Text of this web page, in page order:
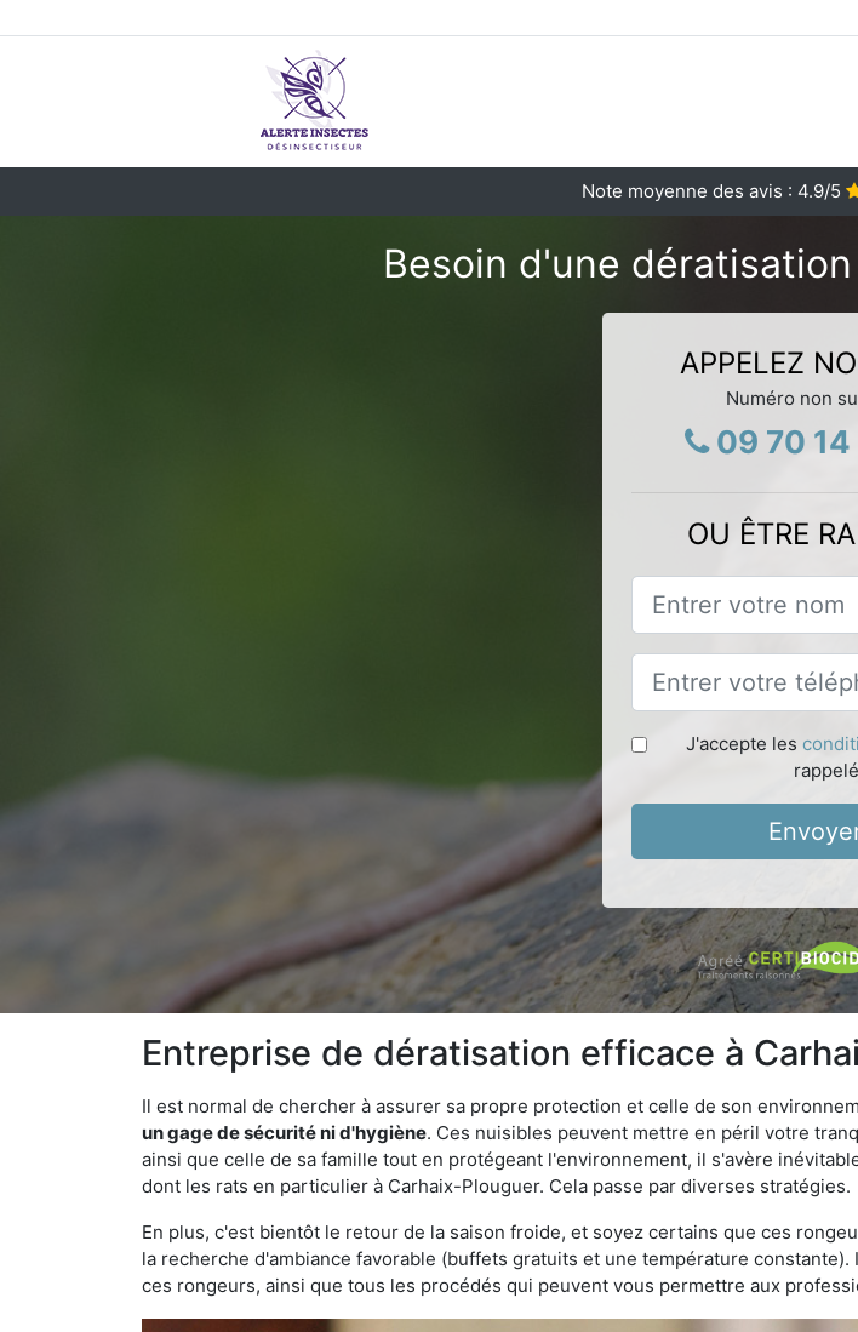
Note moyenne des avis : 4.9/5
Besoin d'une
APPELEZ
Numéro non
09 70 14
OU ÊTRE
J'accepte les
rappelé
Entreprise de dératisation efficace à
Il est normal de chercher à assurer sa propre protection et celle de son
un gage de sécurité ni d'hygiène. Ces nuisibles peuvent mettre en péril votre
ainsi que celle de sa famille tout en protégeant l'environnement, il s'avère
dont les rats en particulier à Carhaix-Plouguer. Cela passe par diverses stratégies.
En plus, c'est bientôt le retour de la saison froide, et soyez certains que ces
la recherche d'ambiance favorable (buffets gratuits et une température
ces rongeurs, ainsi que tous les procédés qui peuvent vous permettre aux